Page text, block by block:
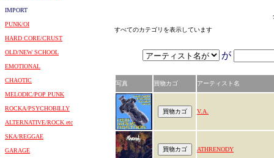
IMPORT
PUNK/OI
HARD CORE/CRUST
OLD/NEW SCHOOL
EMOTIONAL
CHAOTIC
MELODIC/POP PUNK
ROCKA/PSYCHOBILLY
ALTERNATIVE/ROCK etc
SKA/REGGAE
GARAGE
すべてのカテゴリを表示しています
が
写真 買物カゴ アーティスト名
V.A.
ATHRENODY